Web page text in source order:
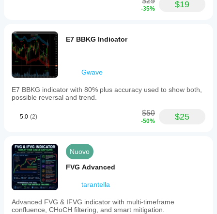
-35% $19
E7 BBKG Indicator
Gwave
E7 BBKG indicator with 80% plus accuracy used to show both,
possible reversal and trend.
5.0 (2) $50
-50% $25
Nuovo
FVG Advanced
tarantella
Advanced FVG & IFVG indicator with multi-timeframe
confluence, CHoCH filtering, and smart mitigation.